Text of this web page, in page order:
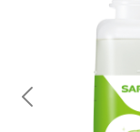
Previous